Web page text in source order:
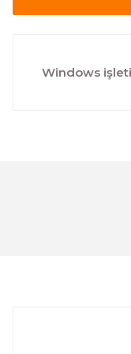
Windows